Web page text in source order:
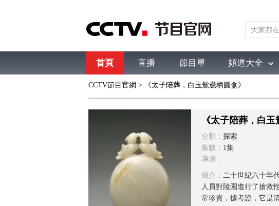
首頁 直播 節目單 頻道大全
綜合 新聞 財經 綜藝 中文國際 體育
CCTV節目官網 > 《太子陪葬，白玉鴛鴦柄圓盒》
《太子陪葬，白玉
分類： 探索
集數： 1集
導演：
簡介： 二十世紀六十年
人員對陵園進行了搶救
常珍貴，據考證，它是